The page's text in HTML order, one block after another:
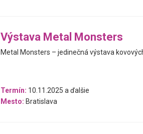
Výstava Metal Monsters
Metal Monsters – jedinečná výstava
Termín: 10.11.2025 a ďalšie
Mesto: Bratislava